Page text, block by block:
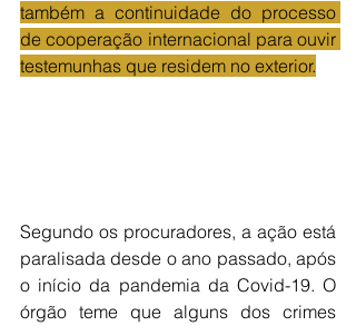
também a continuidade do processo
de cooperação internacional para ouvir
testemunhas que residem no exterior.
Segundo os procuradores, a ação está
paralisada desde o ano passado, após
o início da pandemia da Covid-19. O
órgão teme que alguns dos crimes